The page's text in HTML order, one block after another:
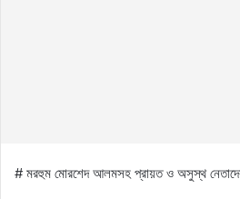
# মরহুম মোরশেদ আলমসহ প্রায়ত ও অসুস্থ নেতাদের